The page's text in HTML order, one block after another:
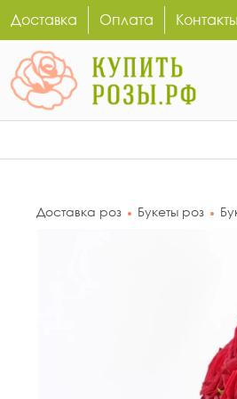
Доставка Оплата Контакты
Доставка роз Букеты роз